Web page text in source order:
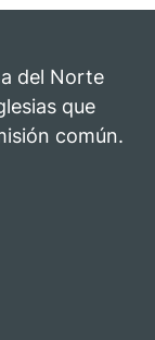
del Norte
que
común.